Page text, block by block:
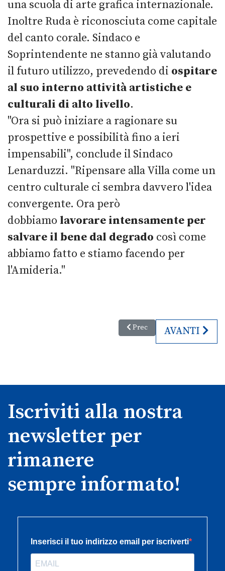
una scuola di arte grafica internazionale.
Inoltre Ruda è riconosciuta come capitale
del canto corale. Sindaco e
Soprintendente ne stanno già valutando
il futuro utilizzo, prevedendo di ospitare
al suo interno attività artistiche e
culturali di alto livello.
"Ora si può iniziare a ragionare su
prospettive e possibilità fino a ieri
impensabili", conclude il Sindaco
Lenarduzzi. "Ripensare alla Villa come un
centro culturale ci sembra davvero l'idea
convergente. Ora però
dobbiamo lavorare intensamente per
salvare il bene dal degrado così come
abbiamo fatto e stiamo facendo per
l'Amideria."
Articolo precedente: La
Prec ARTICOLO
AVANTI
Iscriviti alla nostra
newsletter per
rimanere
sempre informato!